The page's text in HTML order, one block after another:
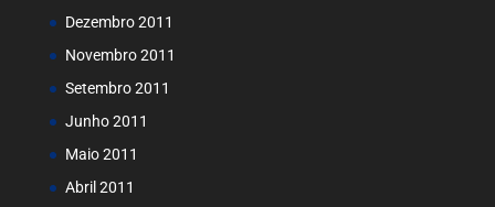
Dezembro 2011
Novembro 2011
Setembro 2011
Junho 2011
Maio 2011
Abril 2011